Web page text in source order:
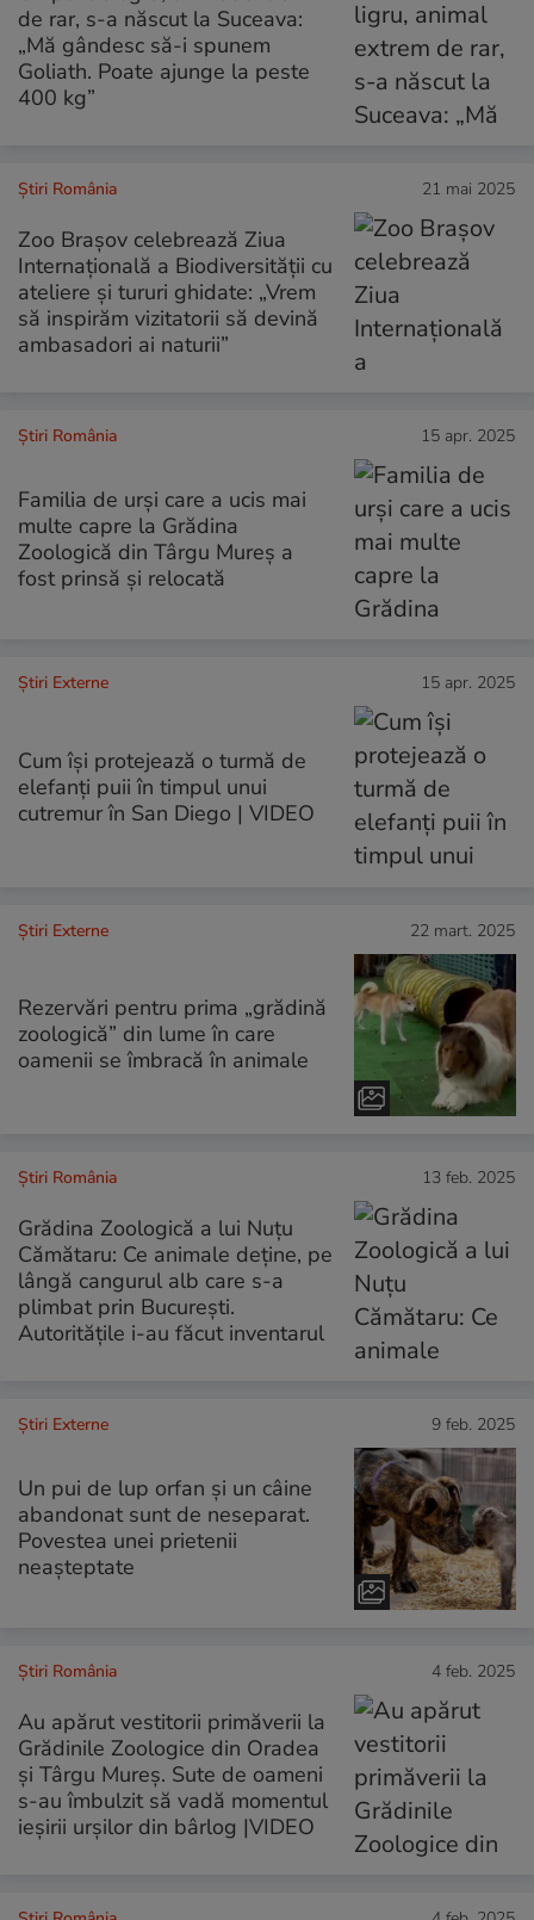
de rar, s-a născut la Suceava:
„Mă gândesc să-i spunem
Goliath. Poate ajunge la peste
400 kg”
Știri România 21 mai 2025
Zoo Brașov celebrează Ziua
Internațională a Biodiversității cu
ateliere și tururi ghidate: „Vrem
să inspirăm vizitatorii să devină
ambasadori ai naturii”
Știri România 15 apr. 2025
Familia de urși care a ucis mai
multe capre la Grădina
Zoologică din Târgu Mureș a
fost prinsă și relocată
Știri Externe 15 apr. 2025
Cum își protejează o turmă de
elefanți puii în timpul unui
cutremur în San Diego | VIDEO
Știri Externe 22 mart. 2025
Rezervări pentru prima „grădină
zoologică” din lume în care
oamenii se îmbracă în animale
Știri România 13 feb. 2025
Grădina Zoologică a lui Nuțu
Cămătaru: Ce animale deține, pe
lângă cangurul alb care s-a
plimbat prin București.
Autoritățile i-au făcut inventarul
Știri Externe 9 feb. 2025
Un pui de lup orfan și un câine
abandonat sunt de neseparat.
Povestea unei prietenii
neașteptate
Știri România 4 feb. 2025
Au apărut vestitorii primăverii la
Grădinile Zoologice din Oradea
și Târgu Mureș. Sute de oameni
s-au îmbulzit să vadă momentul
ieșirii urșilor din bârlog |VIDEO